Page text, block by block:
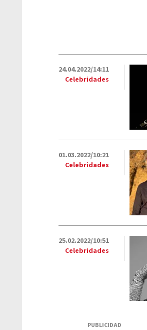
24.04.2022/14:11
Celebridades
01.03.2022/10:21
Celebridades
25.02.2022/10:51
Celebridades
PUBLICIDAD